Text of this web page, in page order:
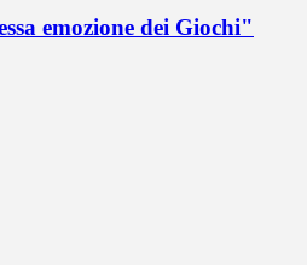
emozione dei Giochi"